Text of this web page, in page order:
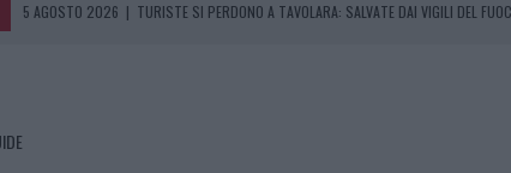
5 AGOSTO 2026 | TURISTE SI PERDONO A TAVOLARA: SALVATE DAI VIGILI DEL
5 AGOSTO 2026 | METEO OLBIA 6 AGOSTO, MIGLIORA IL TEMPO IN GALLURA